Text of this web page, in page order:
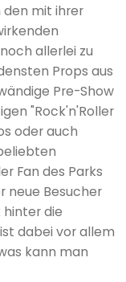
den mit ihrer
allerlei zu
Props aus
Pre-Show
"Rock'n'Roller
oder auch
Fan des Parks
neue Besucher
die
dabei vor allem
kann man